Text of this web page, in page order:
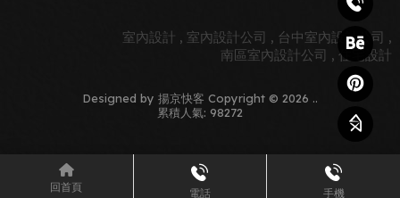
回首頁 電話 手機
室內設計 室內設計公司
台中室內設計公司
南區室內設計公司
住宅設計
Designed by 揚京快客 Copyright © 2026 ..
累積人氣: 98272